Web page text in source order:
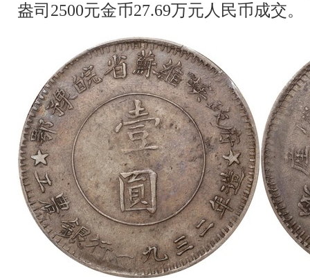
盎司2500元金币27.69万元人民币成交。